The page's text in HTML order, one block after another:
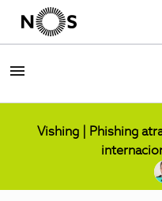
Vishing | Phishing